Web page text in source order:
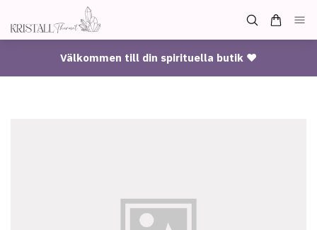
Välkommen till din spirituella butik ♥